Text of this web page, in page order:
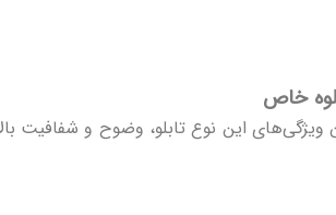
خاص
ویژگی‌های این نوع تابلو، وضوح و شفافیت